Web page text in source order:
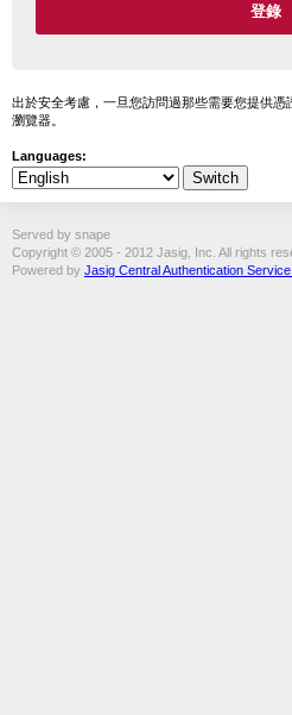
出於安全考慮，一旦您訪問過那些需要您提供
瀏覽器。
Languages:
Served by snape
Copyright © 2005 - 2012 Jasig, Inc. All rights
Powered by Jasig Central Authentication Service